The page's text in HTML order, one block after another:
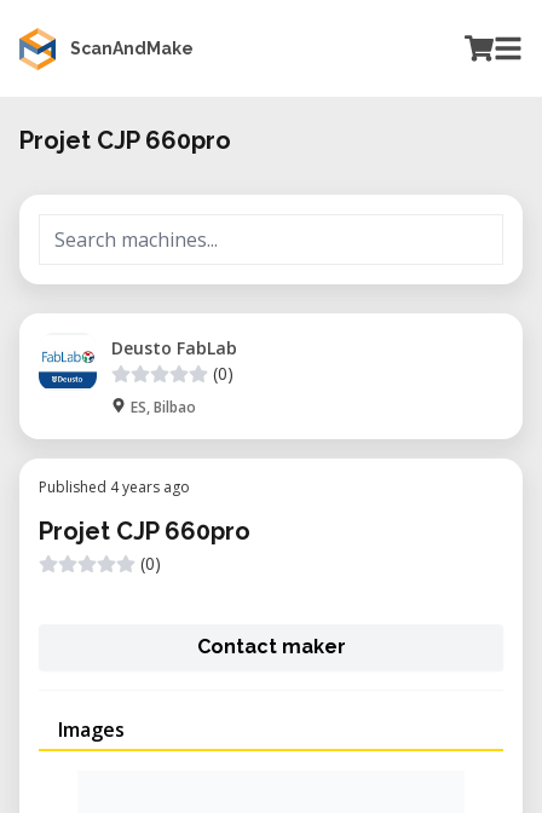
ScanAndMake
Projet CJP 660pro
Deusto FabLab
(0)
ES, Bilbao
Published 4 years ago
Projet CJP 660pro
(0)
Contact maker
Images